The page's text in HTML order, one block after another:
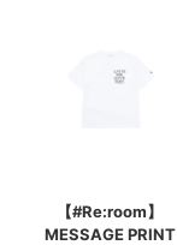
【#Re:room】
MESSAGE PRINT